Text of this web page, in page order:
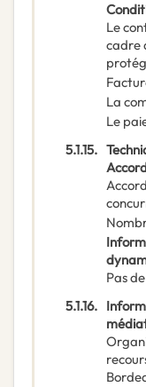
Le
cadre
La
Le
5.1.15.
Pas
5.1.16.